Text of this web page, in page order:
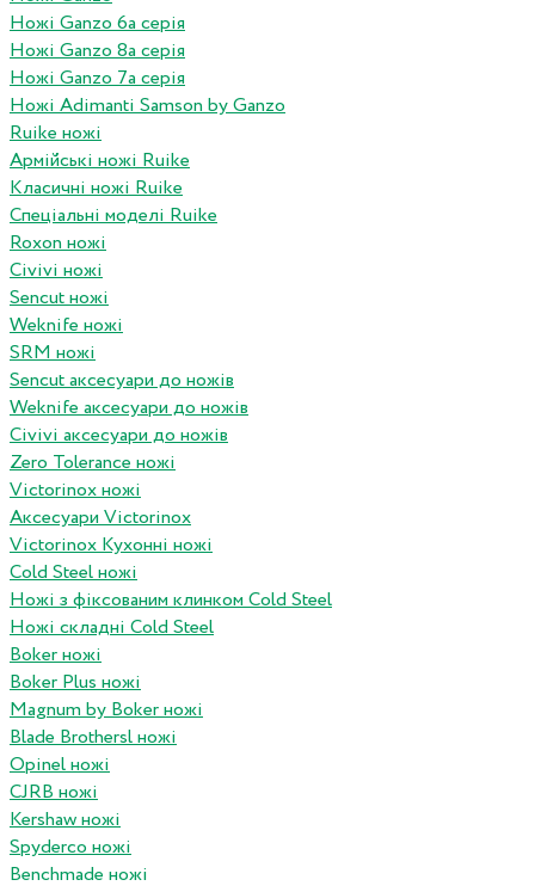
Ножі Ganzo 6а серія
Ножі Ganzo 8а серія
Ножі Ganzo 7а серія
Ножі Adimanti Samson by Ganzo
Ruike ножі
Армійські ножі Ruike
Класичні ножі Ruike
Спеціальні моделі Ruike
Roxon ножi
Civivi ножі
Sencut ножі
Weknife ножі
SRM ножі
Sencut аксесуари до ножів
Weknife аксесуари до ножів
Civivi аксесуари до ножів
Zero Tolerance ножі
Victorinox ножі
Аксесуари Victorinox
Victorinox Кухонні ножі
Cold Steel ножі
Ножі з фіксованим клинком Cold Steel
Ножі складні Cold Steel
Boker ножі
Boker Plus ножі
Magnum by Boker ножі
Blade Brothersl ножі
Opinel ножі
CJRB ножі
Kershaw ножі
Spyderco ножі
Benchmade ножі